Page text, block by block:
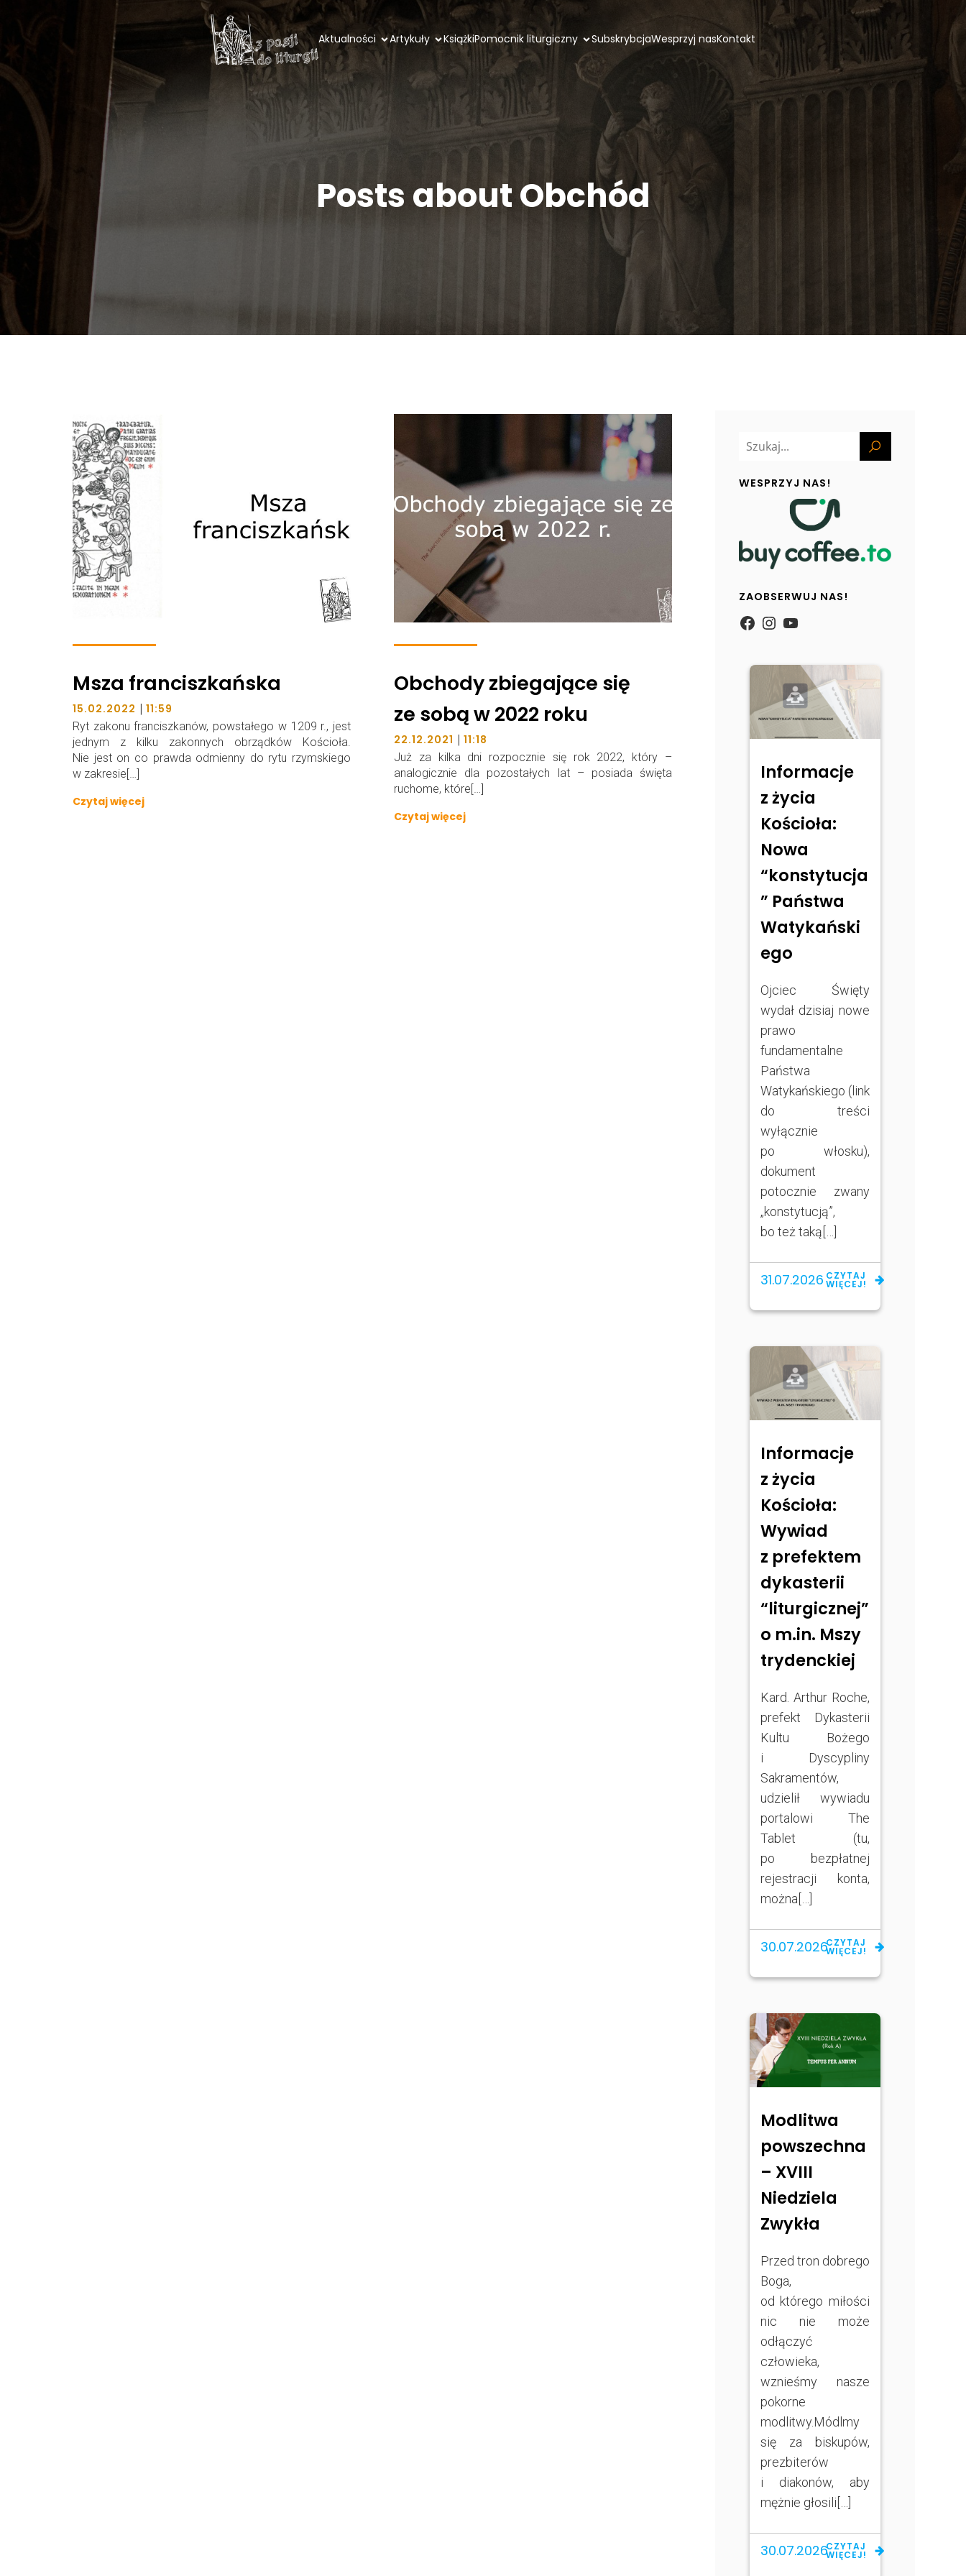
Aktualności Artykuły KsiążkiPomocnik liturgiczny SubskrybcjaWesprzyj nasKontakt
Posts about Obchód
Msza franciszkańska
15.02.2022 | 11:59
Ryt zakonu franciszkanów, powstałego w 1209 r., jest
jednym z kilku zakonnych obrządków Kościoła.
Nie jest on co prawda odmienny do rytu rzymskiego
w zakresie[…]
Czytaj więcej
Obchody zbiegające się
ze sobą w 2022 roku
22.12.2021 | 11:18
Już za kilka dni rozpocznie się rok 2022, który –
analogicznie dla pozostałych lat – posiada święta
ruchome, które[…]
Czytaj więcej
WESPRZYJ NAS!
ZAOBSERWUJ NAS!
https://
Instagram
YouTube
Informacje
z życia
Kościoła:
Nowa
“konstytucja
” Państwa
Watykański
ego
Ojciec Święty
wydał dzisiaj nowe
prawo
fundamentalne
Państwa
Watykańskiego (link
do treści
wyłącznie
po włosku),
dokument
potocznie zwany
„konstytucją”,
bo też taką[…]
31.07.2026 CZYTAJ
WIĘCEJ!
Informacje
z życia
Kościoła:
Wywiad
z prefektem
dykasterii
“liturgicznej”
o m.in. Mszy
trydenckiej
Kard. Arthur Roche,
prefekt Dykasterii
Kultu Bożego
i Dyscypliny
Sakramentów,
udzielił wywiadu
portalowi The
Tablet (tu,
po bezpłatnej
rejestracji konta,
można[…]
30.07.2026CZYTAJ
WIĘCEJ!
Modlitwa
powszechna
– XVIII
Niedziela
Zwykła
Przed tron dobrego
Boga,
od którego miłości
nic nie może
odłączyć
człowieka,
wznieśmy nasze
pokorne
modlitwy.Módlmy
się za biskupów,
prezbiterów
i diakonów, aby
mężnie głosili[…]
30.07.2026CZYTAJ
WIĘCEJ!